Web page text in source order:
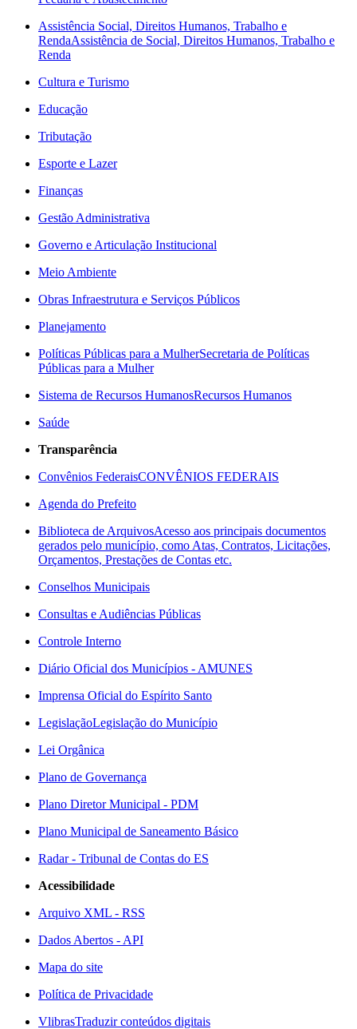
Assistência Social, Direitos Humanos, Trabalho e
RendaAssistência de Social, Direitos Humanos, Trabalho e
Renda
Cultura e Turismo
Educação
Tributação
Esporte e Lazer
Finanças
Gestão Administrativa
Governo e Articulação Institucional
Meio Ambiente
Obras Infraestrutura e Serviços Públicos
Planejamento
Políticas Públicas para a MulherSecretaria de Políticas
Públicas para a Mulher
Sistema de Recursos HumanosRecursos Humanos
Saúde
Transparência
Convênios FederaisCONVÊNIOS FEDERAIS
Agenda do Prefeito
Biblioteca de ArquivosAcesso aos principais documentos
gerados pelo município, como Atas, Contratos, Licitações,
Orçamentos, Prestações de Contas etc.
Conselhos Municipais
Consultas e Audiências Públicas
Controle Interno
Diário Oficial dos Municípios - AMUNES
Imprensa Oficial do Espírito Santo
LegislaçãoLegislação do Município
Lei Orgânica
Plano de Governança
Plano Diretor Municipal - PDM
Plano Municipal de Saneamento Básico
Radar - Tribunal de Contas do ES
Acessibilidade
Arquivo XML - RSS
Dados Abertos - API
Mapa do site
Política de Privacidade
VlibrasTraduzir conteúdos digitais